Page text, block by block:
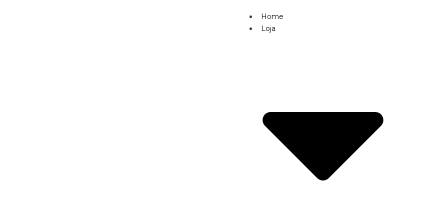
Home
Loja